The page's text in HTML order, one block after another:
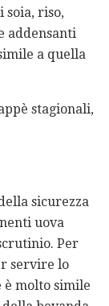
soia, riso,
addensanti
a quella
stagionali,
sicurezza
uova
Per
servire lo
è molto simile